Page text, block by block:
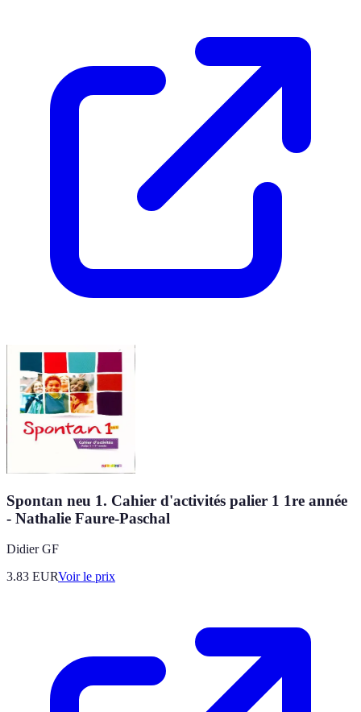
Spontan neu 1. Cahier d'activités palier 1 1re année
- Nathalie Faure-Paschal
Didier GF
3.83 EURVoir le prix